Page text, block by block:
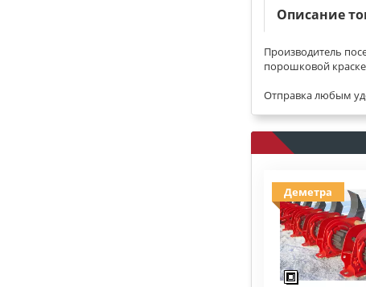
Описание
Производитель
порошковой
Отправка любым
Деметра